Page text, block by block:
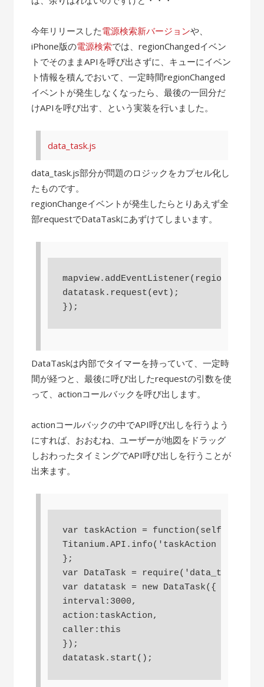
今年リリースした電源検索新バージョンや、
iPhone版の電源検索では、regionChangedイベン
トでそのままAPIを呼び出さずに、キューにイベン
ト情報を積んでおいて、一定時間regionChanged
イベントが発生しなくなったら、最後の一回分だ
けAPIを呼び出す、という実装を行いました。
data_task.js
data_task.js部分が問題のロジックをカプセル化し
たものです。
regionChangeイベントが発生したらとりあえず全
部requestでDataTaskにあずけてしまいます。
datatask.request(evt);
DataTaskは内部でタイマーを持っていて、一定時
間が経つと、最後に呼び出したrequestの引数を使
って、actionコールバックを呼び出します。
actionコールバックの中でAPI呼び出しを行うよう
にすれば、おおむね、ユーザーが地図をドラッグ
しおわったタイミングでAPI呼び出しを行うことが
出来ます。
var taskAction = function(self,evt){
Titanium.API.info('taskAction
};
var DataTask = require('data_task');
var datatask = new DataTask({
interval:3000,
action:taskAction,
caller:this
});